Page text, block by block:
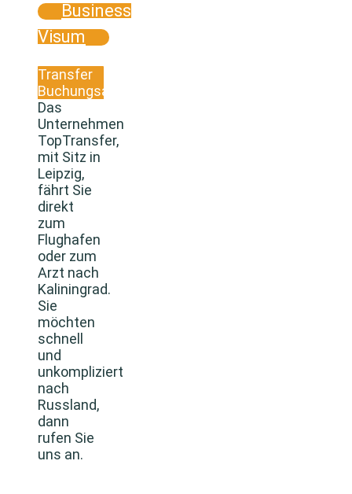
Business
Visum
Transfer
Buchungsanfrage
Das
Unternehmen
TopTransfer,
mit Sitz in
Leipzig,
fährt Sie
direkt
zum
Flughafen
oder zum
Arzt nach
Kaliningrad.
Sie
möchten
schnell
und
unkompliziert
nach
Russland,
dann
rufen Sie
uns an.